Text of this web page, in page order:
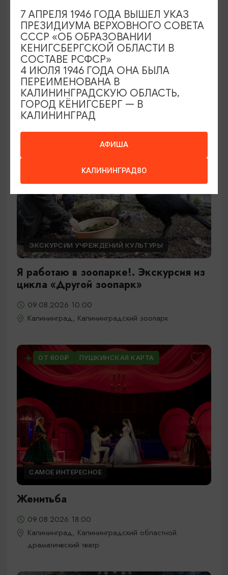
КОНЦЕРТЫ
Звучащие сады
09.08.2026 18:00
Калининград, Собор на острове Канта
ОТ 500₽
ЭКСКУРСИИ УЧРЕЖДЕНИЙ КУЛЬТУРЫ
Я работаю в зоопарке!. Экскурсия из
цикла «Другой зоопарк»
09.08.2026 10:00
Калининград, Калининградский зоопарк
ОТ 600₽ ПУШКИНСКАЯ КАРТА
САМОЕ ИНТЕРЕСНОЕ
Женитьба
09.08.2026 18:00
Калининград, Калининградский областной
драматический театр
АФИША
КАЛИНИНГРАД80
7 АПРЕЛЯ 1946 ГОДА ВЫШЕЛ УКАЗ
ПРЕЗИДИУМА ВЕРХОВНОГО СОВЕТА
СССР «ОБ ОБРАЗОВАНИИ
КЕНИГСБЕРГСКОЙ ОБЛАСТИ В
СОСТАВЕ РСФСР»
4 ИЮЛЯ 1946 ГОДА ОНА БЫЛА
ПЕРЕИМЕНОВАНА В
КАЛИНИНГРАДСКУЮ ОБЛАСТЬ,
ГОРОД КЁНИГСБЕРГ — В
КАЛИНИНГРАД